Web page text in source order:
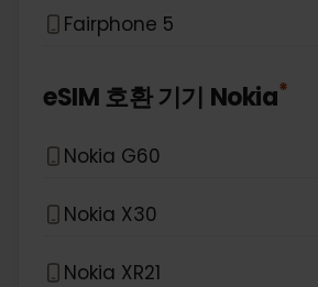
Fairphone 5
eSIM 호환 기기 Nokia*
Nokia G60
Nokia X30
Nokia XR21